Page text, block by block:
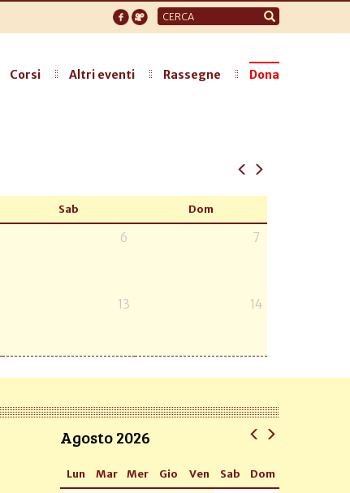
Form
di
Corsi Altri eventi Rassegne Dona
Sab Dom
6 7
13 14
Agosto 2026
Lun Mar Mer Gio Ven Sab Dom